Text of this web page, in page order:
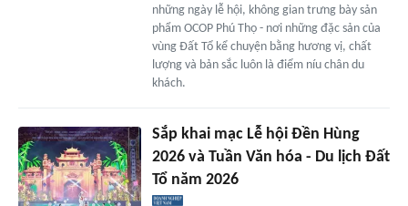
những ngày lễ hội, không gian trưng bày sản
phẩm OCOP Phú Thọ - nơi những đặc sản của
vùng Đất Tổ kể chuyện bằng hương vị, chất
lượng và bản sắc luôn là điểm níu chân du
khách.
Sắp khai mạc Lễ hội Đền Hùng
2026 và Tuần Văn hóa - Du lịch Đất
Tổ năm 2026